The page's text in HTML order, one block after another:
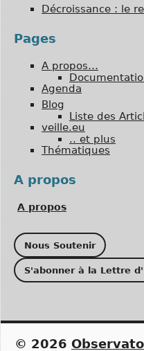
Décroissance : le
Pages
A propos…
Agenda
Blog
Liste des
veille.eu
.. et plus
Thématiques
A propos
A propos
Nous Soutenir
S'abonner à la Lettre
© 2026